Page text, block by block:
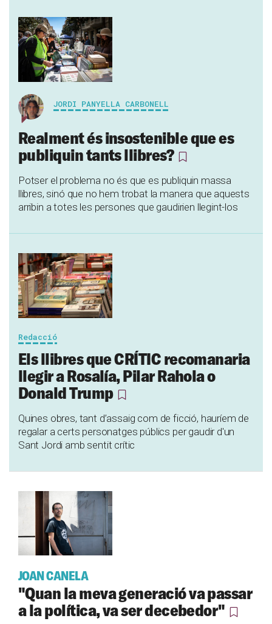
JORDI PANYELLA CARBONELL
Realment és insostenible que es
publiquin tants llibres?
Potser el problema no és que es publiquin massa
llibres, sinó que no hem trobat la manera que aquests
arribin a totes les persones que gaudirien llegint-los
Redacció
Els llibres que CRÍTIC recomanaria
llegir a Rosalía, Pilar Rahola o
Donald Trump
Quines obres, tant d’assaig com de ficció, hauríem de
regalar a certs personatges públics per gaudir d'un
Sant Jordi amb sentit crític
JOAN CANELA
"Quan la meva generació va passar
a la política, va ser decebedor"